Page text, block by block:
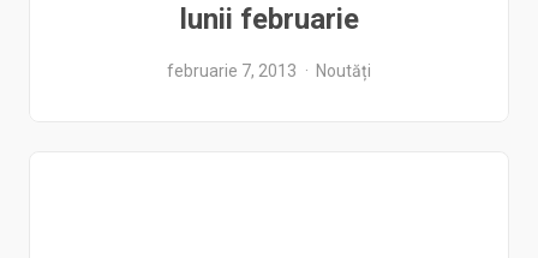
lunii februarie
februarie 7, 2013 Noutăți